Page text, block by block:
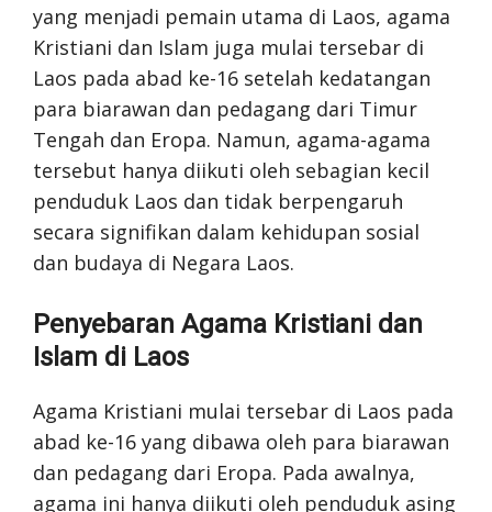
yang menjadi pemain utama di Laos, agama
Kristiani dan Islam juga mulai tersebar di
Laos pada abad ke-16 setelah kedatangan
para biarawan dan pedagang dari Timur
Tengah dan Eropa. Namun, agama-agama
tersebut hanya diikuti oleh sebagian kecil
penduduk Laos dan tidak berpengaruh
secara signifikan dalam kehidupan sosial
dan budaya di Negara Laos.
Penyebaran Agama Kristiani dan
Islam di Laos
Agama Kristiani mulai tersebar di Laos pada
abad ke-16 yang dibawa oleh para biarawan
dan pedagang dari Eropa. Pada awalnya,
agama ini hanya diikuti oleh penduduk asing